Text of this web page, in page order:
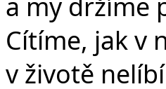
Cítíme, jak v
v životě